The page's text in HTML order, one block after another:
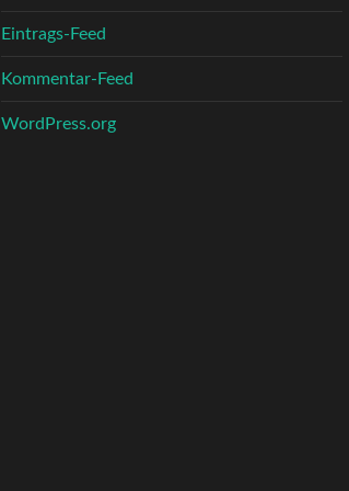
Eintrags-Feed
Kommentar-Feed
WordPress.org